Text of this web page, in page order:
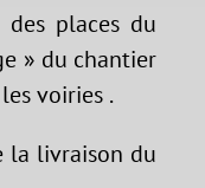
places du
» du chantier
voiries .
la livraison du